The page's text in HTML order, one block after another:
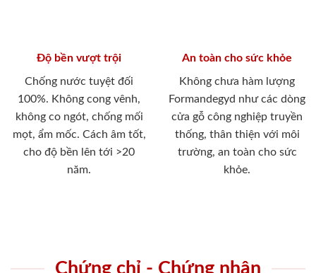
Độ bền vượt trội
Chống nước tuyệt đối
100%. Không cong vênh,
không co ngót, chống mối
mọt, ẩm mốc. Cách âm tốt,
cho độ bền lên tới >20
năm.
An toàn cho sức khỏe
Không chưa hàm lượng
Formandegyd như các dòng
cửa gỗ công nghiệp truyền
thống, thân thiện với môi
trường, an toàn cho sức
khỏe.
Chứng chỉ - Chứng nhận